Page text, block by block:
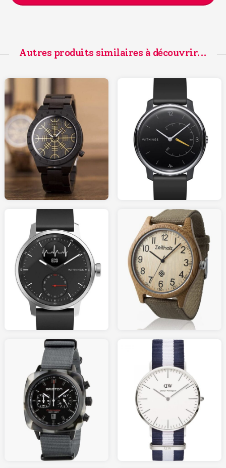
Autres produits similaires à découvrir...
50.00
AMAZON.fr
99.95
AMAZON.fr
299.00
AMAZON.fr
70.00
AMAZON.fr
330.00
AMAZON.fr
159.00
AMAZON.fr